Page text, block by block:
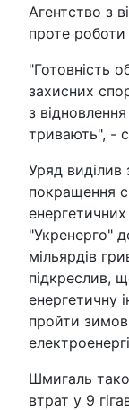
Агентство з
проте
"Готовність
захисних
з
тривають", -
Уряд виділив
покращення
"Укренерго"
мільярдів
підкреслив,
енергетичну
пройти
Шмигаль
втрат у 9